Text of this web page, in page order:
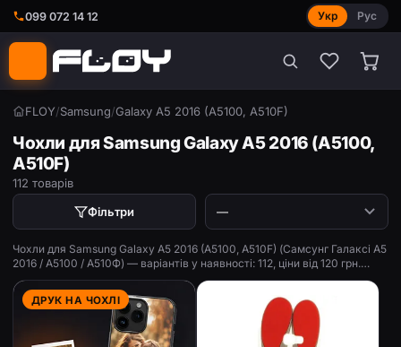
099 072 14 12 Укр Рус
FLOY/Samsung/Galaxy A5 2016 (A5100, A510F)
Чохли для Samsung Galaxy A5 2016 (A5100,
A510F)
112 товарів
Фільтри
Чохли для Samsung Galaxy A5 2016 (A5100, A510F) (Самсунг Галаксі А5
2016 / А5100 / А510Ф) — варіантів у наявності: 112, ціни від 120 грн.
Силікон, книжки, протиударні, з принтом.
ДРУК НА ЧОХЛІ